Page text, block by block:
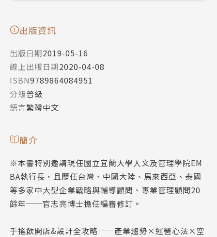
出版資訊
出版日期2019-05-16
線上出版日期2020-04-08
ISBN9789864084951
分級普級
語言繁體中文
簡介
※本書特別邀請現任國立宜蘭大學人文及管理學院EM
BA執行長，且歷任台灣、中國大陸、馬來西亞、泰國
等多家中大型企業戰略與輔導顧問、專業管理顧問20
餘年──官志亮博士擔任編審修訂。
手搖飲開店&設計全攻略──產業趨勢×運營心法×空